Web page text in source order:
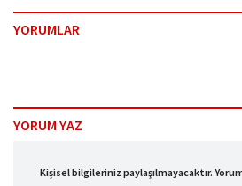
YORUMLAR
YORUM YAZ
Kişisel bilgileriniz paylaşılmayacaktır.